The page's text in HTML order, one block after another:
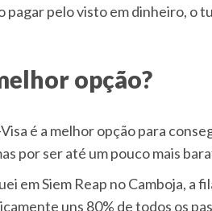
pagar pelo visto em dinheiro, o
opção?
é a melhor opção para
por ser até um pouco mais
em Siem Reap no Camboja, a
uns 80% de todos os